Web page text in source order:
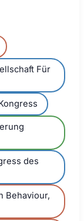
Für
des
Behaviour,